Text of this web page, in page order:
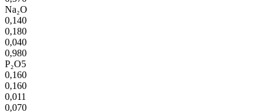
Na₂O
0,140
0,180
0,040
0,980
P₂O5
0,160
0,160
0,011
0,070